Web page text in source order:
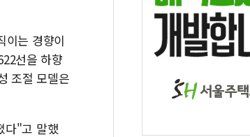
이는 경향이
선을 하향
조절 모델은
다"고 말했